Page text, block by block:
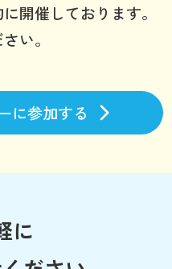
開催しております。
い。
に参加する
に